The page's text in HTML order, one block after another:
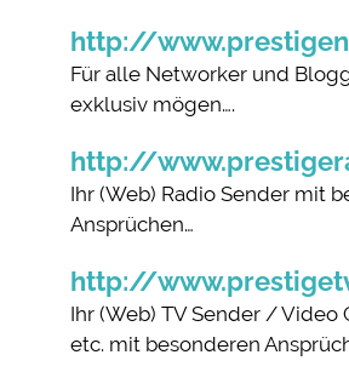
http://
Für alle Networker und
exklusiv mögen….
http://
Ihr (Web) Radio Sender mit
Ansprüchen…
http://
Ihr (Web) TV Sender / Video
etc. mit besonderen